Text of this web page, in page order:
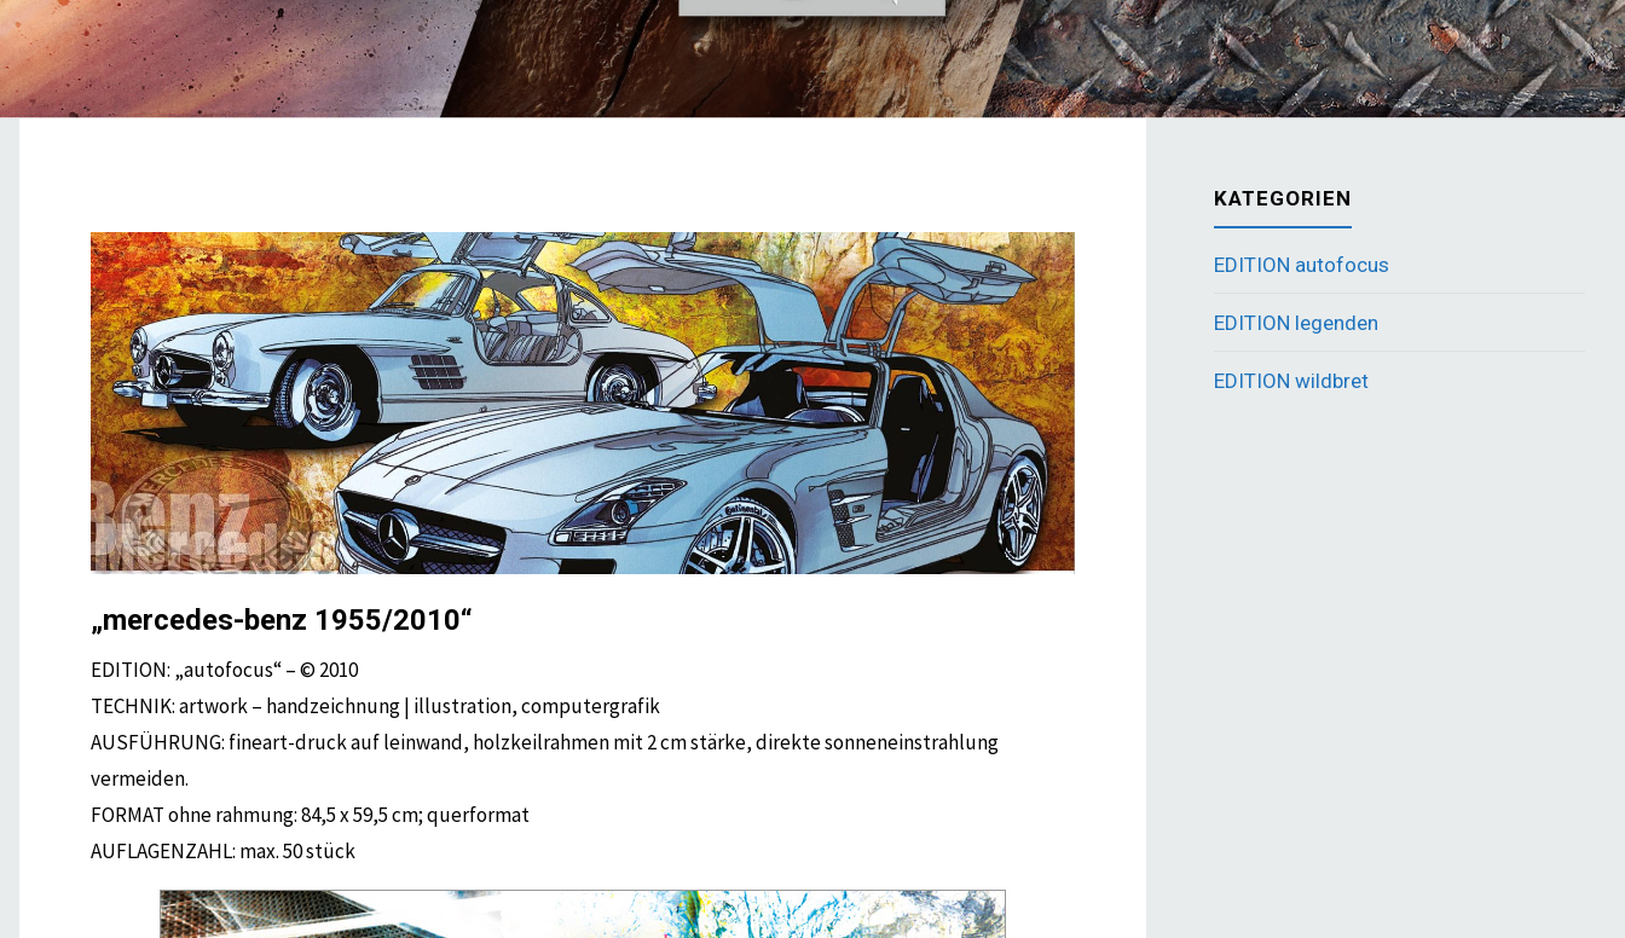
„mercedes-benz 1955/2010“
EDITION: „autofocus“ – © 2010
TECHNIK: artwork – handzeichnung | illustration, computergrafik
AUSFÜHRUNG: fineart-druck auf leinwand, holzkeilrahmen mit 2 cm stärke, direkte sonneneinstrahlung
vermeiden.
FORMAT ohne rahmung: 84,5 x 59,5 cm; querformat
AUFLAGENZAHL: max. 50 stück
KATEGORIEN
EDITION autofocus
EDITION legenden
EDITION wildbret